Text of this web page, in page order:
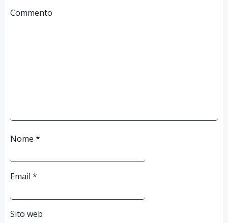
Commento
Nome *
Email *
Sito web